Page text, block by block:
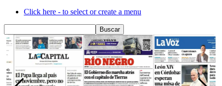
Click here - to select or create a menu